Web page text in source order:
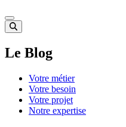
Le Blog
Votre métier
Votre besoin
Votre projet
Notre expertise